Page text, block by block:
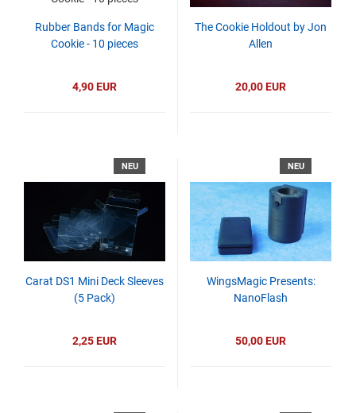
Rubber Bands for Magic
Cookie - 10 pieces
4,90 EUR
The Cookie Holdout by Jon
Allen
20,00 EUR
NEU
Carat DS1 Mini Deck Sleeves
(5 Pack)
2,25 EUR
NEU
WingsMagic Presents:
NanoFlash
50,00 EUR